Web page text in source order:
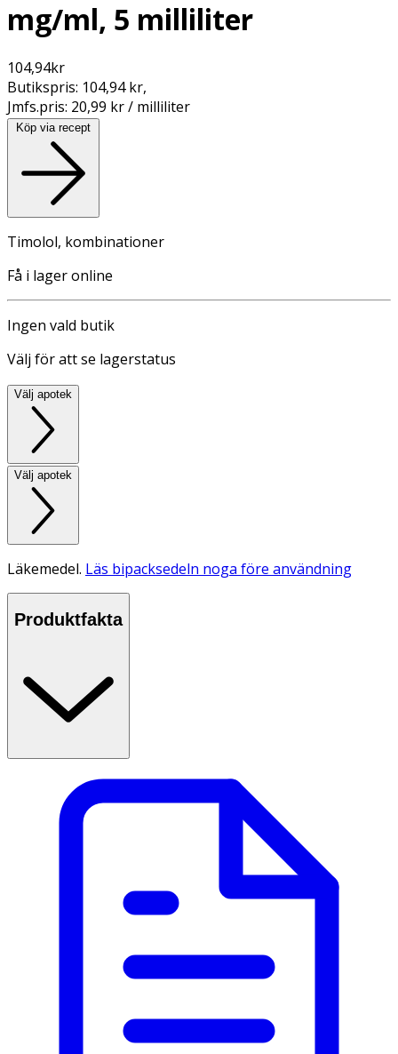
mg/ml, 5 milliliter
104,94kr
Butikspris: 104,94 kr,
Jmfs.pris: 20,99 kr / milliliter
Köp via recept
Timolol, kombinationer
Få i lager online
Ingen vald butik
Välj för att se lagerstatus
Välj apotek
Välj apotek
Läkemedel. Läs bipacksedeln noga före användning
Produktfakta